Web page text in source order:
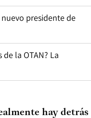
presidente de
la OTAN? La
hay detrás